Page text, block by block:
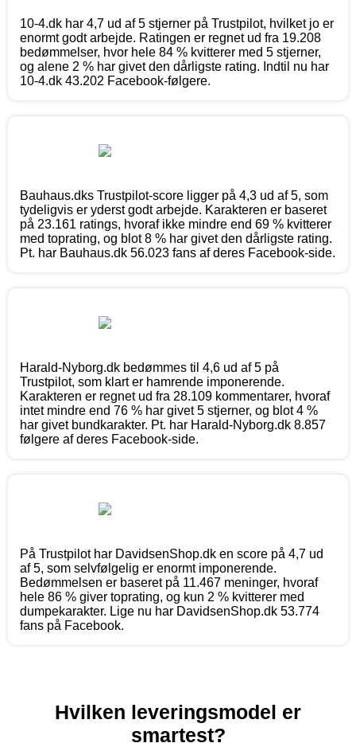
10-4.dk har 4,7 ud af 5 stjerner på Trustpilot, hvilket jo er
enormt godt arbejde. Ratingen er regnet ud fra 19.208
bedømmelser, hvor hele 84 % kvitterer med 5 stjerner,
og alene 2 % har givet den dårligste rating. Indtil nu har
10-4.dk 43.202 Facebook-følgere.
Bauhaus.dks Trustpilot-score ligger på 4,3 ud af 5, som
tydeligvis er yderst godt arbejde. Karakteren er baseret
på 23.161 ratings, hvoraf ikke mindre end 69 % kvitterer
med toprating, og blot 8 % har givet den dårligste rating.
Pt. har Bauhaus.dk 56.023 fans af deres Facebook-side.
Harald-Nyborg.dk bedømmes til 4,6 ud af 5 på
Trustpilot, som klart er hamrende imponerende.
Karakteren er regnet ud fra 28.109 kommentarer, hvoraf
intet mindre end 76 % har givet 5 stjerner, og blot 4 %
har givet bundkarakter. Pt. har Harald-Nyborg.dk 8.857
følgere af deres Facebook-side.
På Trustpilot har DavidsenShop.dk en score på 4,7 ud
af 5, som selvfølgelig er enormt imponerende.
Bedømmelsen er baseret på 11.467 meninger, hvoraf
hele 86 % giver toprating, og kun 2 % kvitterer med
dumpekarakter. Lige nu har DavidsenShop.dk 53.774
fans på Facebook.
Hvilken leveringsmodel er
smartest?